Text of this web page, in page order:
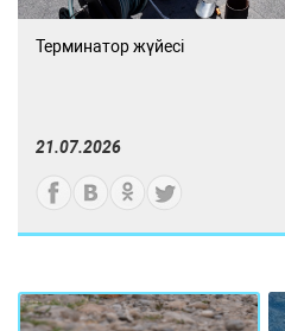
Терминатор жүйесі
21.07.2026